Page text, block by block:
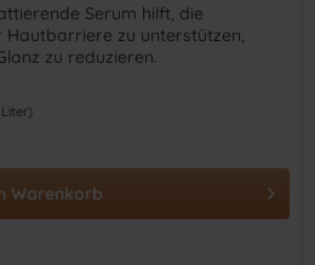
Serum hilft, die
zu unterstützen,
zu reduzieren.
Warenkorb